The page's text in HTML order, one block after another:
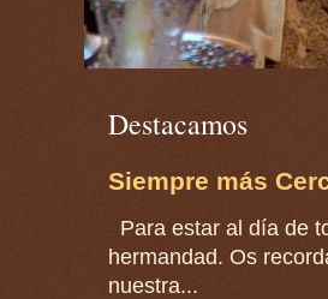
Destacamos
Siempre más
Para estar al día de
hermandad. Os
nuestra...